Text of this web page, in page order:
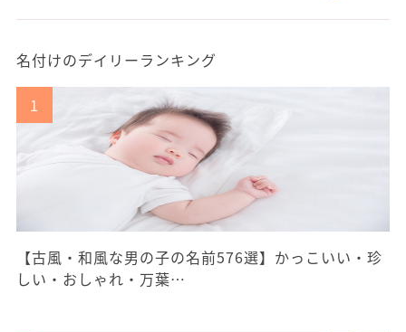
名付けのデイリーランキング
【古風・和風な男の子の名前576選】かっこいい・珍
しい・おしゃれ・万葉…